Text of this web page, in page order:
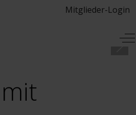
Mitglieder-Login